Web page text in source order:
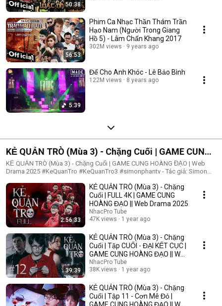
50:38
56:53
Phim Ca Nhạc Thần Thám Trần
Hạo Nam (Người Trong Giang
Hồ 5) - Lâm Chấn Khang 2017
302M views 9 years ago
5:39
Để Cho Anh Khóc - Lê Bảo Bình
122M views 8 years ago
KẺ QUẢN TRÒ (Mùa 3) - Chặng Cuối | GAME CUNG
HOÀNG ĐẠO | Web Drama 2025
KẺ QUẢN TRÒ (Mùa 3) - Chặng Cuối | GAME CUNG HOÀNG ĐẠO | Web
Drama 2025 #KeQuanTro #KeQuanTro3 #simonphantv - Tác giả: Simon
Khánh Duy ► Một trò chơi kỳ lạ, với mức thưởng tiền tỷ. Một trò chơi
mang hơi hướng của show truyền hình thực tế, nhưng dần trở nên đen tối
hơn quà từng vòng. Ai sẽ là người chiến thắng cuối cùng?. Mục đích của
KẺ QUẢN TRÒ là gì?. Và gương mặt đằng sau chiếc mặt nạ. Tất cả sẽ tiết
lộ trong seri web drama KẺ QUẢN TRÒ (Mùa 3) Simon Phan _ Anh trai
Simon Huỳnh Nhựt _ Diễn viên Huỳnh Nhựt Bnat _ Ca sĩ Bnat Bảo Ngân _
Cô giáo Bảo Ngân Trúc _ TikToker Trúc Khánh Duy _ Nghệ sĩ Khánh Duy
Simon Phan _ Em trai Cá Hồi
2:56:33
KẺ QUẢN TRÒ (Mùa 3) - Chặng
Cuối | FULL 4K | GAME CUNG
HOÀNG ĐẠO || Web Drama 2025
NhacPro Tube
47K views
1 year ago
39:39
KẺ QUẢN TRÒ (Mùa 3) - Chặng
Cuối | Tập CUỐI - ĐẠI KẾT CỤC |
GAME CUNG HOÀNG ĐẠO || Web
Drama 2025
NhacPro Tube
38K views
1 year ago
KẺ QUẢN TRÒ (Mùa 3) - Chặng
Cuối | Tập 11 - Cơn Mê Đỏ |
GAME CUNG HOÀNG ĐẠO || Web